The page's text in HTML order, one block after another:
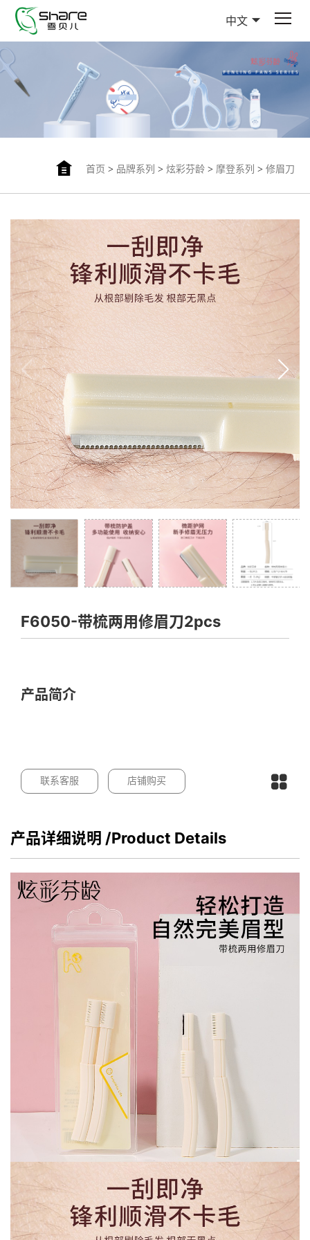
中文
首页 > 品牌系列 > 炫彩芬龄> 摩登系列 > 修眉刀
F6050-带梳两用修眉刀2pcs
产品简介
联系客服 店铺购买
产品详细说明 /Product Details